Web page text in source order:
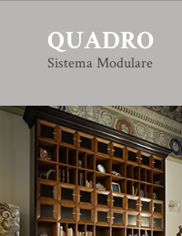
QUADRO
Sistema Modulare